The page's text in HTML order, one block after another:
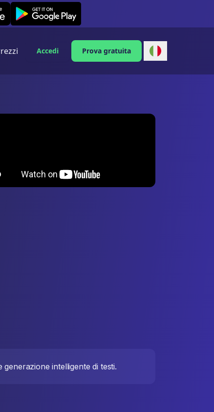
Leexi on Android
Accedi Prova gratuita
intelligente di testi.